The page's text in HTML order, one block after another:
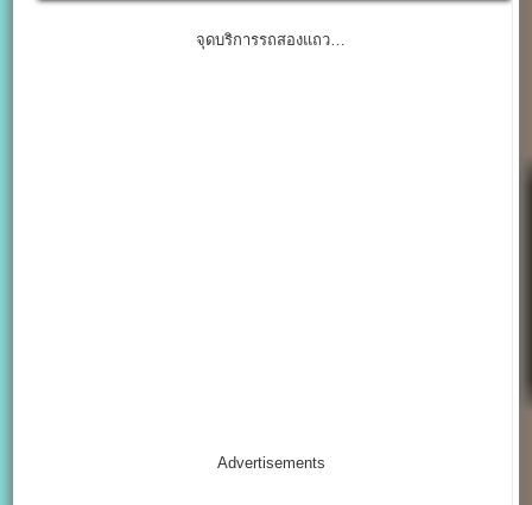
จุดบริการรถสองแถว…
Advertisements